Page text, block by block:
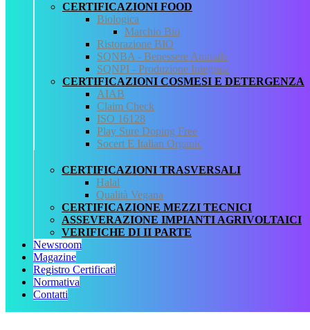
CERTIFICAZIONI FOOD
Biologica
Marchio Bio
Ristorazione BIO
SQNBA - Benessere Animale
SQNPI - Produzione Integrata
CERTIFICAZIONI COSMESI E DETERGENZA
AIAB
Claim Check
ISO 16128
Play Sure Doping Free
Socert E Italian Organic
CERTIFICAZIONI TRASVERSALI
Halal
Qualità Vegana
CERTIFICAZIONE MEZZI TECNICI
ASSEVERAZIONE IMPIANTI AGRIVOLTAICI
VERIFICHE DI II PARTE
Newsroom
Magazine
Registro Certificati
Normativa
Contatti
CHI SIAMO
REGISTRO CERTIFICATI
NORMATIVA
AREA DOWNLOAD
POLITICA QHSE
CONTATTI
AIAB
BIOLOGICA
HALAL
ISO 16128
MEZZI TECNICI
QUALITÀ VEGANA
RISTORAZIONE BIO
SQNPI